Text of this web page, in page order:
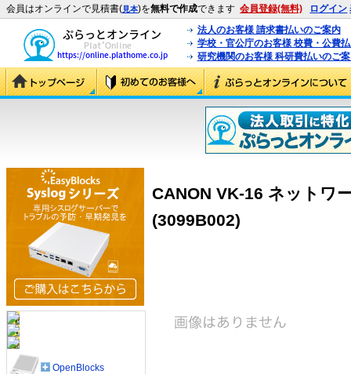
会員はオンラインで見積書(見本)を無料で作成できます 会員登録(無料) ログイン
法人のお客様 請求書払いのご案内
学校・官公庁のお客様 校費・公費
研究機関のお客様 科研費払いのご
CANON VK-16 ネットワ
(3099B002)
OpenBlocks